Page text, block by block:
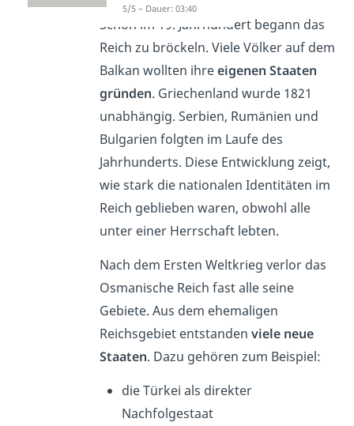
Schon im 19. Jahrhundert begann das
Reich zu bröckeln. Viele Völker auf dem
Balkan wollten ihreeigenen Staaten
gründen. Griechenland wurde 1821
unabhängig. Serbien, Rumänien und
Bulgarien folgten im Laufe des
Jahrhunderts. Diese Entwicklung zeigt,
wie stark die nationalen Identitäten im
Reich geblieben waren, obwohl alle
unter einer Herrschaft lebten.
Nach dem Ersten Weltkrieg verlor das
Osmanische Reich fast alle seine
Gebiete. Aus dem ehemaligen
Reichsgebiet entstanden viele neue
Staaten. Dazu gehören zum Beispiel:
die Türkei als direkter
Nachfolgestaat
5/5 – Dauer: 03:40